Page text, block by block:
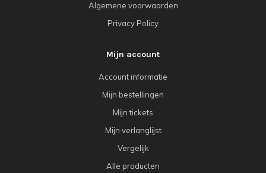
Algemene voorwaarden
Privacy Policy
Mijn account
Account informatie
Mijn bestellingen
Mijn tickets
Mijn verlanglijst
Vergelijk
Alle producten